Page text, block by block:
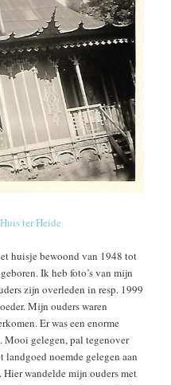
ter Heide
huisje bewoond van 1948 tot
Ik heb foto’s van mijn
zijn overleden in resp. 1999
Mijn ouders waren
Er was een enorme
Mooi gelegen, pal tegenover
landgoed noemde gelegen aan
wandelde mijn ouders met